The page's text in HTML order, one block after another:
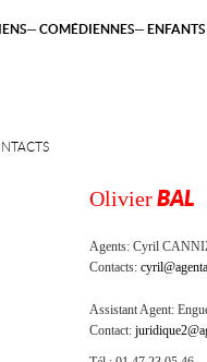
COMÉDIENNES
OlivierBAL
Agents: Cyril
Contacts:
Assistant Agent:
Contact: